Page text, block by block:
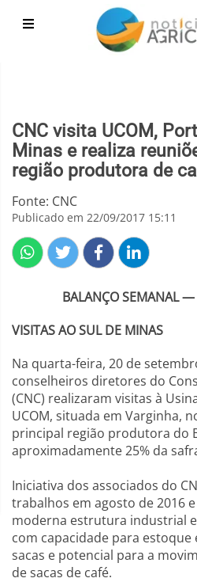
CNC visita UCOM,
Minas e realiza
região produtora de
Fonte: CNC
Publicado em 22/09/2017 15:11
BALANÇO SEMANAL
VISITAS AO SUL DE MINAS
Na quarta-feira, 20 de
conselheiros diretores do
(CNC) realizaram visitas à
UCOM, situada em Varginha,
principal região produtora do
aproximadamente 25% da
Iniciativa dos associados do
trabalhos em agosto de 2016
moderna estrutura industrial
com capacidade para estoque
sacas e potencial para a
de sacas de café.